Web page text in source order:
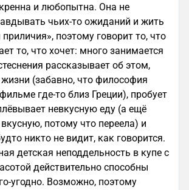
и любопытна. Она не
чьих-то ожиданий и жить
поэтому говорит то, что
то, что хочет: много занимается
рассказывает об этом,
(забавно, что философия
где-то близ Греции), пробует
невкусную еду (а ещё
потому что переела) и
никто не видит, как говорится.
детская неподдельность в купе с
действительно способны
угодно. Возможно, поэтому